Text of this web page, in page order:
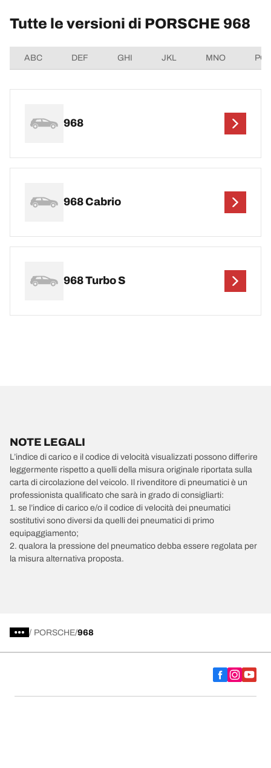
Tutte le versioni di PORSCHE 968
ABC DEF GHI JKL MNO
968
968 Cabrio
968 Turbo S
NOTE LEGALI
L’indice di carico e il codice di velocità visualizzati possono differire
leggermente rispetto a quelli della misura originale riportata sulla
carta di circolazione del veicolo. Il rivenditore di pneumatici è un
professionista qualificato che sarà in grado di consigliarti:
1. se l’indice di carico e/o il codice di velocità dei pneumatici
sostitutivi sono diversi da quelli dei pneumatici di primo
equipaggiamento;
2. qualora la pressione del pneumatico debba essere regolata per
la misura alternativa proposta.
/ PORSCHE 968